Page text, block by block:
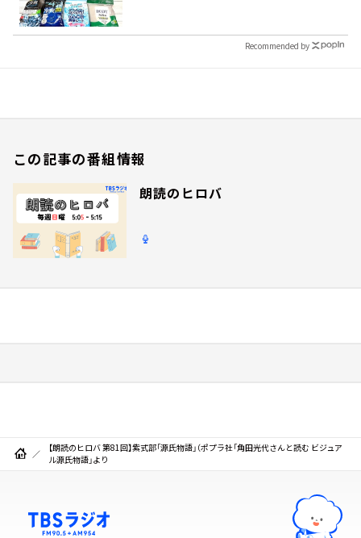
Recommended by
この記事の番組情報
朗読のヒロバ
【朗読のヒロバ 第81回】紫式部「源氏物語」（ポプラ社「角田光代さんと読む ビジュア
ル源氏物語」より